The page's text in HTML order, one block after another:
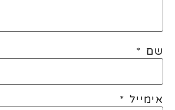
שם *
אימייל *